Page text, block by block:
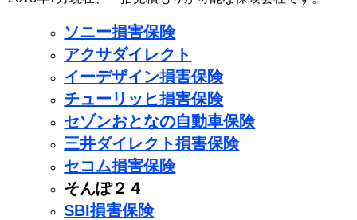
ソニー損害保険
アクサダイレクト
イーデザイン損害保険
チューリッヒ損害保険
セゾンおとなの自動車保険
三井ダイレクト損害保険
セコム損害保険
そんぽ２４
SBI損害保険